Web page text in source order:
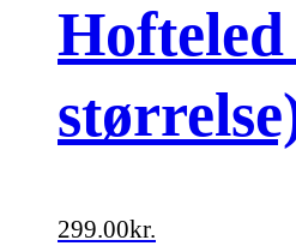
299.00kr.